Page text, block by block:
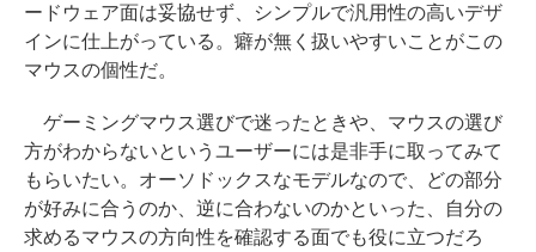
ードウェア面は妥協せず、シンプルで汎用性の高いデザ
インに仕上がっている。癖が無く扱いやすいことがこの
マウスの個性だ。
ゲーミングマウス選びで迷ったときや、マウスの選び
方がわからないというユーザーには是非手に取ってみて
もらいたい。オーソドックスなモデルなので、どの部分
が好みに合うのか、逆に合わないのかといった、自分の
求めるマウスの方向性を確認する面でも役に立つだろ